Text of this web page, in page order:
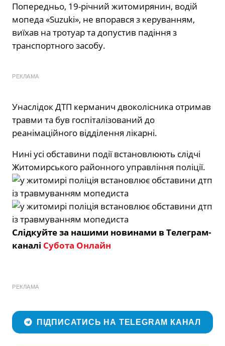
Попередньо, 19-річний житомирянин, водій
мопеда «Suzuki», не впорався з керуванням,
виїхав на тротуар та допустив падіння з
транспортного засобу.
РЕКЛАМА
Унаслідок ДТП керманич двоколісника отримав
травми та був госпіталізований до
реанімаційного відділення лікарні.
Нині усі обставини події встановлюють слідчі
Житомирського районного управління поліції.
Слідкуйте за нашими новинами в Телеграм-
каналі Субота Онлайн
РЕКЛАМА
ПІДПИСАТИСЬ НА TELEGRAM КАНАЛ